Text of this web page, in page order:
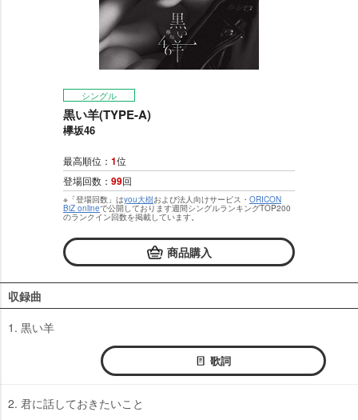
シングル
黒い羊(TYPE-A)
欅坂46
最高順位： 1位
登場回数： 99回
※「登場回数」はyou大樹および法人向けサービス・ ORICON
BiZ onlineで公開しております週間シングルランキングTOP200
のランクイン回数を掲載しています。
商品購入
収録曲
1. 黒い羊
歌詞
2. 君に話しておきたいこと